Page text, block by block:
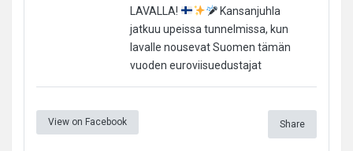
LAVALLA!
Kansanjuhla
jatkuu upeissa tunnelmissa, kun
lavalle nousevat Suomen tämän
vuoden euroviisuedustajat
View on Facebook Share